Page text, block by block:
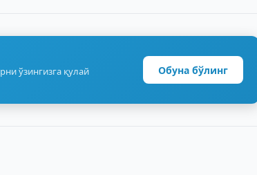
ўзингизга қулай
Обуна бўлинг